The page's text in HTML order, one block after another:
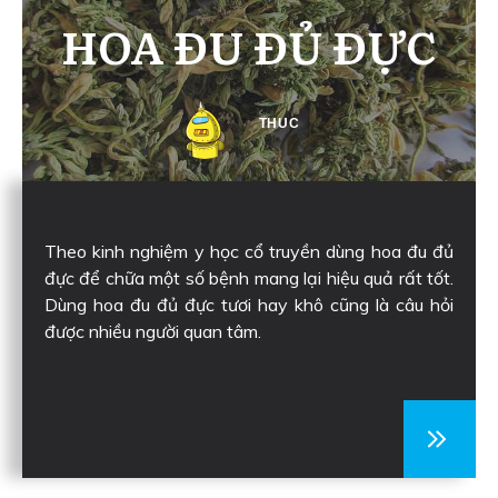
HOA ĐU ĐỦ ĐỰC
THUC
Theo kinh nghiệm y học cổ truyền dùng hoa đu đủ
đực để chữa một số bệnh mang lại hiệu quả rất tốt.
Dùng hoa đu đủ đực tươi hay khô cũng là câu hỏi
được nhiều người quan tâm.